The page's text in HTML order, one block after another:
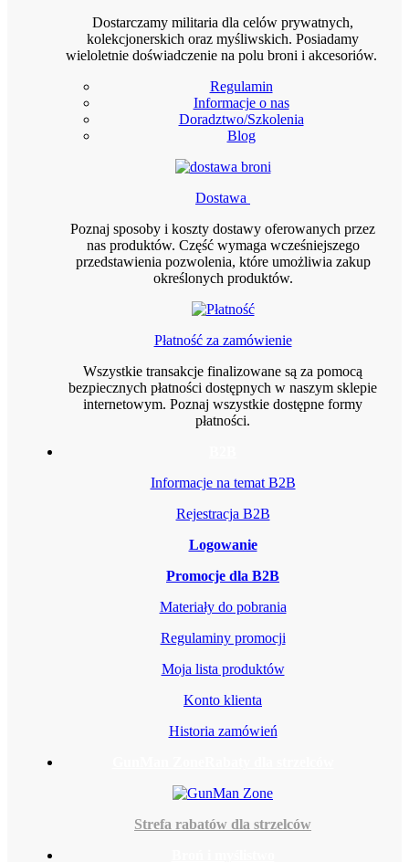
Dostarczamy militaria dla celów prywatnych,
kolekcjonerskich oraz myśliwskich. Posiadamy
wieloletnie doświadczenie na polu broni i akcesoriów.
Regulamin
Informacje o nas
Doradztwo/Szkolenia
Blog
Dostawa
Poznaj sposoby i koszty dostawy oferowanych przez
nas produktów. Część wymaga wcześniejszego
przedstawienia pozwolenia, które umożliwia zakup
określonych produktów.
Płatność za zamówienie
Wszystkie transakcje finalizowane są za pomocą
bezpiecznych płatności dostępnych w naszym sklepie
internetowym. Poznaj wszystkie dostępne formy
płatności.
Informacje na temat B2B
Rejestracja B2B
Logowanie
Promocje dla B2B
Materiały do pobrania
Regulaminy promocji
Moja lista produktów
Konto klienta
Historia zamówień
Strefa rabatów dla strzelców